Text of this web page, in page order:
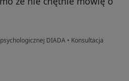
DIADA • Konsultacja